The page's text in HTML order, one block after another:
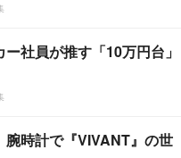
ー社員が推す「10万円台」
腕時計で『VIVANT』の世